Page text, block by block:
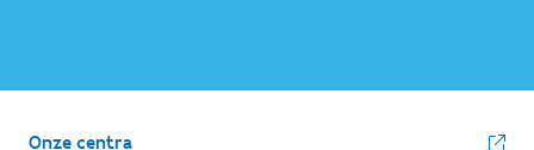
Onze centra